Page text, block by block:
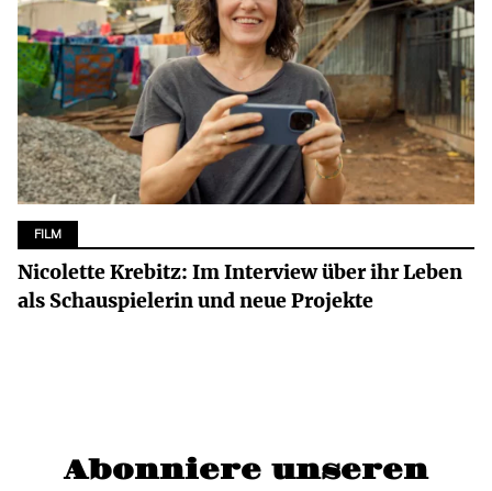
FILM
Nicolette Krebitz: Im Interview über ihr Leben
als Schauspielerin und neue Projekte
Abonniere unseren